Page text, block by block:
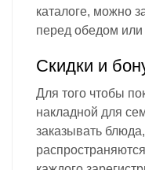
каталоге, можно
перед обедом
Скидки и
Для того чтобы
накладной для
заказывать